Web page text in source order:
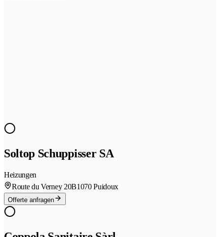
Soltop Schuppisser SA
Heizungen
Route du Verney 20B1070 Puidoux
Offerte anfragen